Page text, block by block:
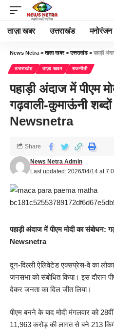
ताज़ा खबर उत्तराखंड मनोरंजन
News Netra >ताज़ा खबर>उत्तराखंड> पहाड़ी अंदाज में
उत्तराखंड ताज़ा खबर राजनीती
पहाड़ी अंदाज में पीएम
गढ़वाली-कुमाऊंनी
Newsnetra
Last updated: 2026/04/14 at
News Netra Admin
Share
पहाड़ी अंदाज में पीएम मोदी का संबोधन:
Newsnetra
दून-दिल्ली ऐलिवेटेड एक्सप्रेस-वे का
जनसभा को संबोधित किया। इस दौरान
देकर जनता का दिल जीत लिया।
पीएम बनने के बाद मोदी मंगलवार को
11,963 करोड़ की लागत से बने 213